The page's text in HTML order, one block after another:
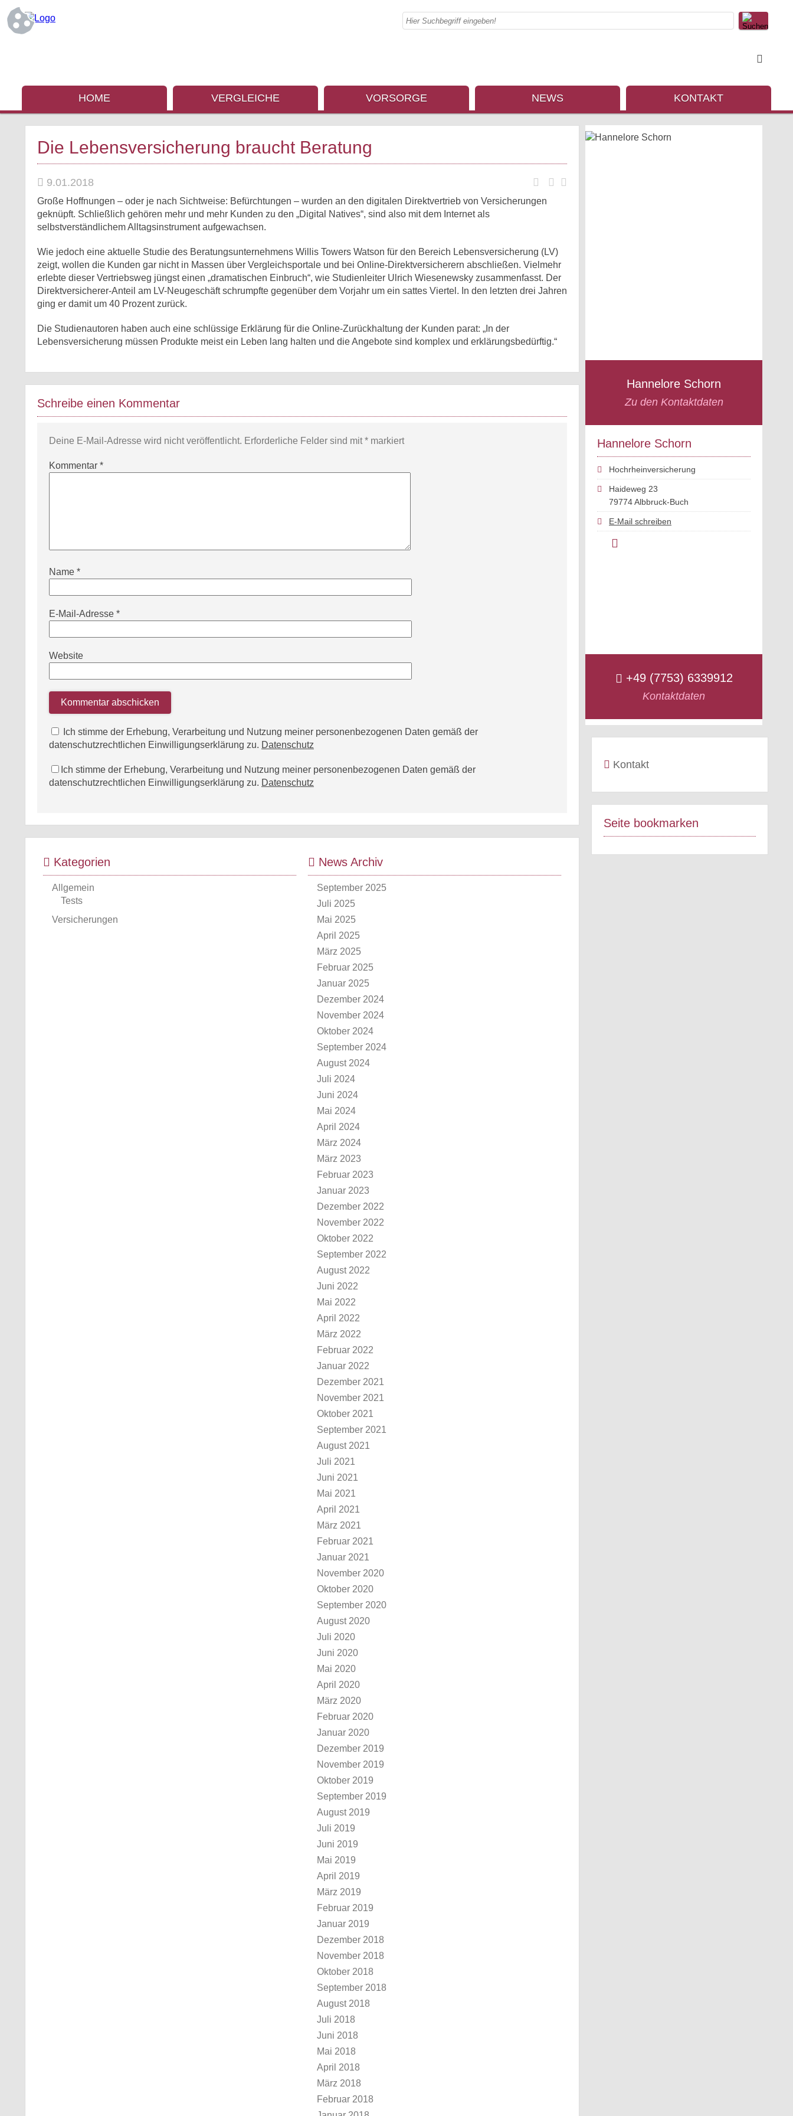
HOME VERGLEICHE VORSORGE NEWS KONTAKT
Hannelore Schorn
Zu den Kontaktdaten
Hannelore Schorn
Hochrheinversicherung
Haideweg 23
79774 Albbruck-Buch
E-Mail schreiben
+49 (7753) 6339912
Kontaktdaten
Kontakt
Seite bookmarken
Die Lebensversicherung braucht Beratung
9.01.2018
Große Hoffnungen – oder je nach Sichtweise: Befürchtungen – wurden an den digitalen Direktvertrieb von Versicherungen
geknüpft. Schließlich gehören mehr und mehr Kunden zu den „Digital Natives“, sind also mit dem Internet als
selbstverständlichem Alltagsinstrument aufgewachsen.
Wie jedoch eine aktuelle Studie des Beratungsunternehmens Willis Towers Watson für den Bereich Lebensversicherung (LV)
zeigt, wollen die Kunden gar nicht in Massen über Vergleichsportale und bei Online-Direktversicherern abschließen. Vielmehr
erlebte dieser Vertriebsweg jüngst einen „dramatischen Einbruch“, wie Studienleiter Ulrich Wiesenewsky zusammenfasst. Der
Direktversicherer-Anteil am LV-Neugeschäft schrumpfte gegenüber dem Vorjahr um ein sattes Viertel. In den letzten drei Jahren
ging er damit um 40 Prozent zurück.
Die Studienautoren haben auch eine schlüssige Erklärung für die Online-Zurückhaltung der Kunden parat: „In der
Lebensversicherung müssen Produkte meist ein Leben lang halten und die Angebote sind komplex und erklärungsbedürftig.“
Schreibe einen Kommentar
Deine E-Mail-Adresse wird nicht veröffentlicht. Erforderliche Felder sind mit* markiert
Kommentar *
Name *
E-Mail-Adresse *
Website
Ich stimme der Erhebung, Verarbeitung und Nutzung meiner personenbezogenen Daten gemäß der
datenschutzrechtlichen Einwilligungserklärung zu. Datenschutz
Ich stimme der Erhebung, Verarbeitung und Nutzung meiner personenbezogenen Daten gemäß der
datenschutzrechtlichen Einwilligungserklärung zu. Datenschutz
Kategorien
Allgemein
Tests
Versicherungen
News Archiv
September 2025
Juli 2025
Mai 2025
April 2025
März 2025
Februar 2025
Januar 2025
Dezember 2024
November 2024
Oktober 2024
September 2024
August 2024
Juli 2024
Juni 2024
Mai 2024
April 2024
März 2024
März 2023
Februar 2023
Januar 2023
Dezember 2022
November 2022
Oktober 2022
September 2022
August 2022
Juni 2022
Mai 2022
April 2022
März 2022
Februar 2022
Januar 2022
Dezember 2021
November 2021
Oktober 2021
September 2021
August 2021
Juli 2021
Juni 2021
Mai 2021
April 2021
März 2021
Februar 2021
Januar 2021
November 2020
Oktober 2020
September 2020
August 2020
Juli 2020
Juni 2020
Mai 2020
April 2020
März 2020
Februar 2020
Januar 2020
Dezember 2019
November 2019
Oktober 2019
September 2019
August 2019
Juli 2019
Juni 2019
Mai 2019
April 2019
März 2019
Februar 2019
Januar 2019
Dezember 2018
November 2018
Oktober 2018
September 2018
August 2018
Juli 2018
Juni 2018
Mai 2018
April 2018
März 2018
Februar 2018